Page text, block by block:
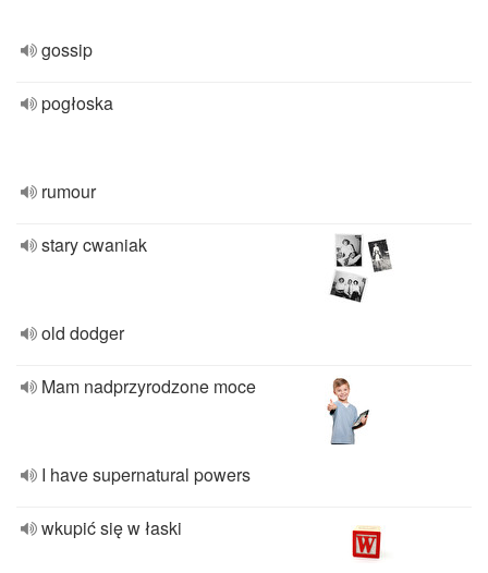
gossip
pogłoska
rumour
stary cwaniak
old dodger
Mam nadprzyrodzone moce
I have supernatural powers
wkupić się w łaski